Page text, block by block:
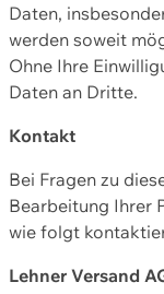
Daten,
werden soweit
Ohne Ihre
Daten an Dritte.
Kontakt
Bei Fragen zu
Bearbeitung Ihrer
wie folgt
Lehner Versand